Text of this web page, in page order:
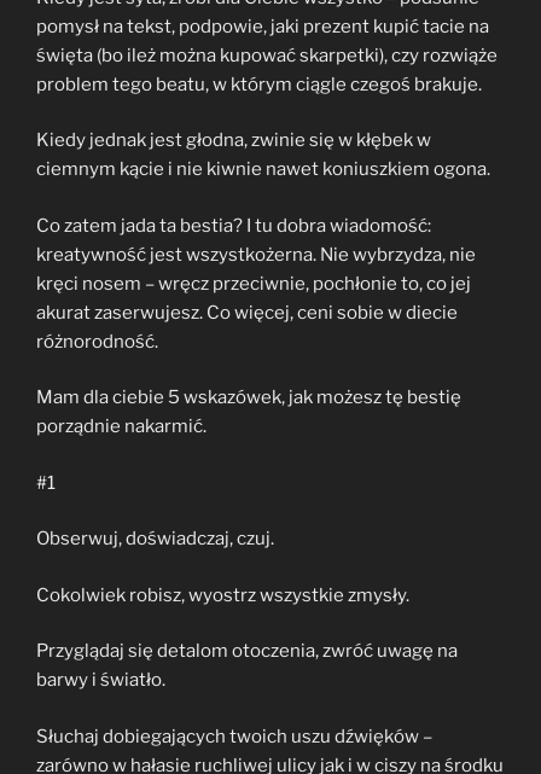
pomysł na tekst, podpowie, jaki prezent kupić tacie na
święta (bo ileż można kupować skarpetki), czy rozwiąże
problem tego beatu, w którym ciągle czegoś brakuje.
Kiedy jednak jest głodna, zwinie się w kłębek w
ciemnym kącie i nie kiwnie nawet koniuszkiem ogona.
Co zatem jada ta bestia? I tu dobra wiadomość:
kreatywność jest wszystkożerna. Nie wybrzydza, nie
kręci nosem – wręcz przeciwnie, pochłonie to, co jej
akurat zaserwujesz. Co więcej, ceni sobie w diecie
różnorodność.
Mam dla ciebie 5 wskazówek, jak możesz tę bestię
porządnie nakarmić.
#1
Obserwuj, doświadczaj, czuj.
Cokolwiek robisz, wyostrz wszystkie zmysły.
Przyglądaj się detalom otoczenia, zwróć uwagę na
barwy i światło.
Słuchaj dobiegających twoich uszu dźwięków –
zarówno w hałasie ruchliwej ulicy jak i w ciszy na środku